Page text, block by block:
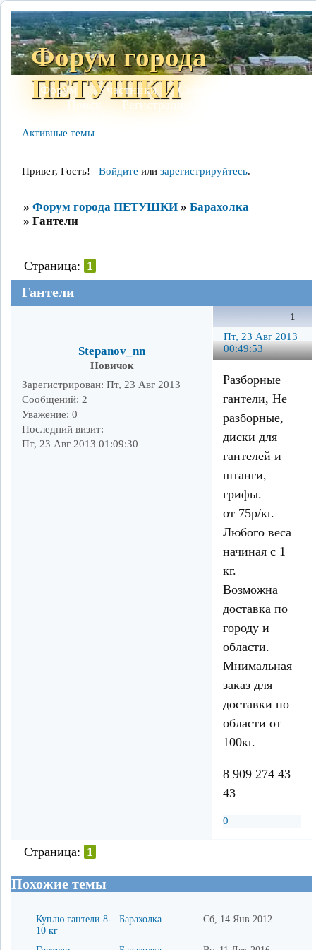
Форум города
ПЕТУШКИ
Форум Участники Сайт
Поиск
Регистрация
Активные темы
Привет, Гость! Войдите или зарегистрируйтесь.
» Форум города ПЕТУШКИ » Барахолка
» Гантели
Гантели
Страница: 1
1
Пт, 23 Авг 2013
00:49:53
Stepanov_nn
Новичок
Зарегистрирован: Пт, 23 Авг 2013
Сообщений: 2
Уважение: 0
Последний визит:
Пт, 23 Авг 2013 01:09:30
Разборные
гантели, Не
разборные,
диски для
гантелей и
штанги,
грифы.
от 75р/кг.
Любого веса
начиная с 1
кг.
Возможна
доставка по
городу и
области.
Мнимальная
заказ для
доставки по
области от
100кг.
8 909 274 43
43
0
Страница: 1
Похожие темы
Куплю гантели 8-
10 кг
Барахолка Сб, 14 Янв 2012